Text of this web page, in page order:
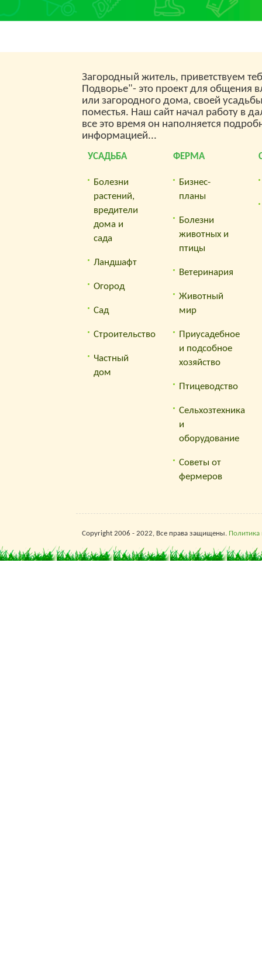
Загородный житель, приветствуем
Подворье"- это проект для общения
или загородного дома, своей
поместья. Наш сайт начал работу в
все это время он наполняется
информацией...
УСАДЬБА
Болезни
растений,
вредители
дома и
сада
Ландшафт
Огород
Сад
Строительство
Частный
дом
ФЕРМА
Бизнес-
планы
Болезни
животных и
птицы
Ветеринария
Животный
мир
Приусадебное
и подсобное
хозяйство
Птицеводство
Сельхозтехника
и
оборудование
Советы от
фермеров
Copyright 2006 - 2022, Все права защищены.